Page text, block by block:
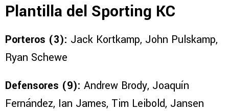
Plantilla del Sporting KC
Porteros (3): Jack Kortkamp, ​​John Pulskamp, ​​
Ryan Schewe
Defensores (9): Andrew Brody, Joaquín
Fernández, Ian James, Tim Leibold, Jansen